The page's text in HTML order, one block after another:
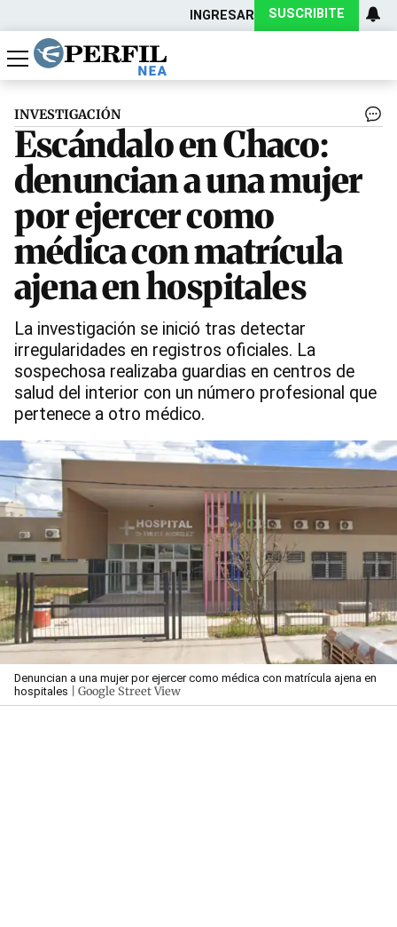
INGRESAR SUSCRIBITE
Política
Economía
Actualidad
INVESTIGACIÓN
Escándalo en Chaco:
denuncian a una mujer
por ejercer como
médica con matrícula
ajena en hospitales
La investigación se inició tras detectar
irregularidades en registros oficiales. La
sospechosa realizaba guardias en centros de
salud del interior con un número profesional que
pertenece a otro médico.
Denuncian a una mujer por ejercer como médica con matrícula ajena en
hospitales | Google Street View